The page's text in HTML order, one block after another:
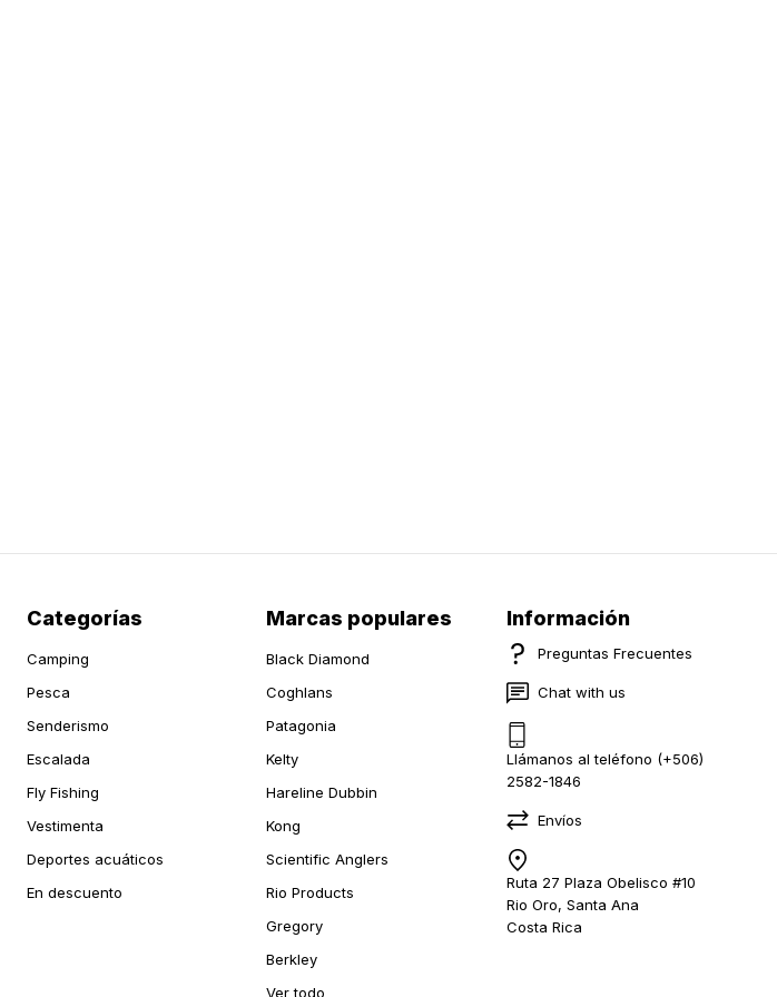
Categorías
Camping
Pesca
Senderismo
Escalada
Fly Fishing
Vestimenta
Deportes acuáticos
En descuento
Marcas populares
Black Diamond
Coghlans
Patagonia
Kelty
Hareline Dubbin
Kong
Scientific Anglers
Rio Products
Gregory
Berkley
Ver todo
Información
Preguntas Frecuentes
Chat with us
Llámanos al teléfono (+506)
2582-1846
Envíos
Ruta 27 Plaza Obelisco #10
Rio Oro, Santa Ana
Costa Rica